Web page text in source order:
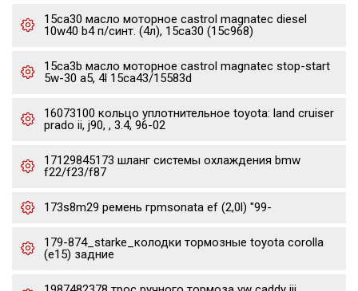
15ca30 масло моторное castrol magnatec diesel
10w40 b4 п/синт. (4л), 15ca30 (15c968)
15ca3b масло моторное castrol magnatec stop-start
5w-30 a5, 4l 15ca43/15583d
16073100 кольцо уплотнительное toyota: land cruiser
prado ii, j90, , 3.4, 96-02
17129845173 шланг системы охлаждения bmw
f22/f23/f87
173s8m29 ремень грmsonata ef (2,0l) "99-
179-874_starke_колодки тормозные toyota corolla
(e15) задние